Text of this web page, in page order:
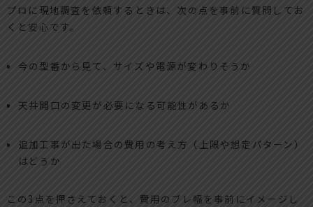
プロに現地調査を依頼するときは、次の点を事前に質問してお
くと安心です。
今の型番から見て、サイズや電源が変わりそうか
天井開口の変更が必要になる可能性があるか
追加工事が出た場合の費用の考え方（上限や想定パターン）
はどうか
この3点を押さえておくと、費用のブレ幅を事前にイメージし